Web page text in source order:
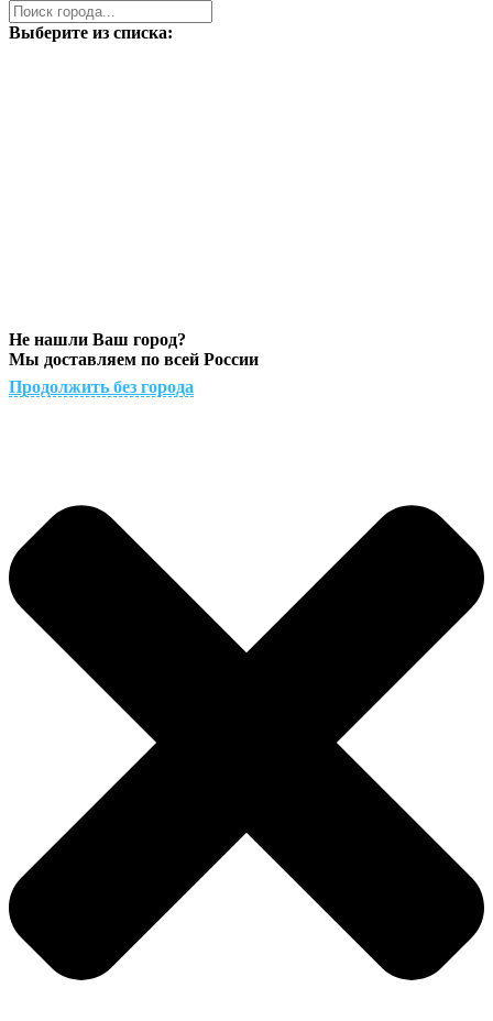
Выберите из списка:
Не нашли Ваш город?
Мы доставляем по всей России
Продолжить без города